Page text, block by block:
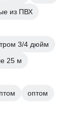
из ПВХ
3/4 дюйм
25 м
оптом